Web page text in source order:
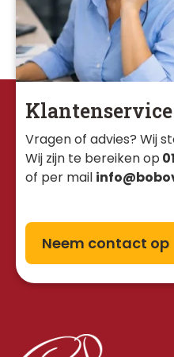
Klantenservice
Vragen of advies? Wij
Wij zijn te bereiken op
of per mail
Neem contact op